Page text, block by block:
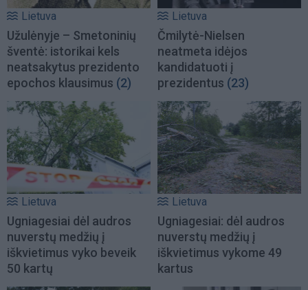
Lietuva
Užulėnyje – Smetoninių
šventė: istorikai kels
neatsakytus prezidento
epochos klausimus (2)
Lietuva
Čmilytė-Nielsen
neatmeta idėjos
kandidatuoti į
prezidentus (23)
Lietuva
Ugniagesiai dėl audros
nuverstų medžių į
iškvietimus vyko beveik
50 kartų
Lietuva
Ugniagesiai: dėl audros
nuverstų medžių į
iškvietimus vykome 49
kartus